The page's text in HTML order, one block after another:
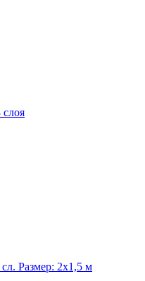
слоя
Размер: 2х1,5 м